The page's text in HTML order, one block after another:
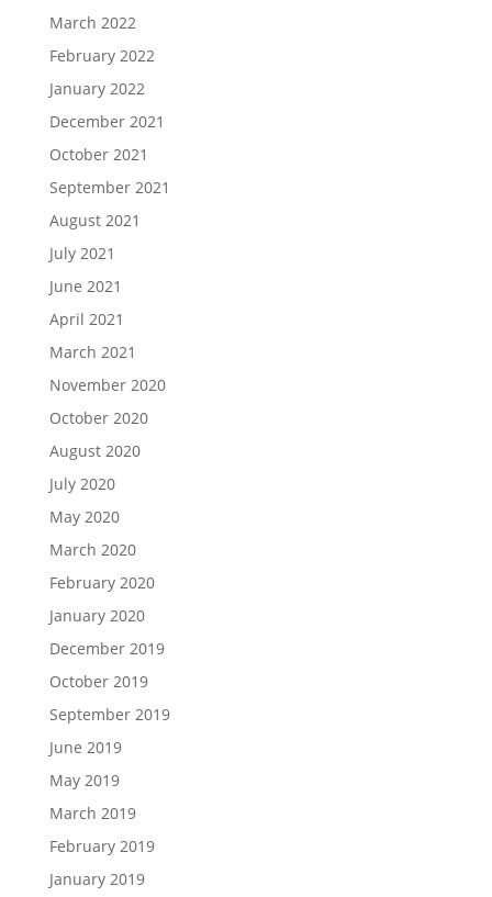
March 2022
February 2022
January 2022
December 2021
October 2021
September 2021
August 2021
July 2021
June 2021
April 2021
March 2021
November 2020
October 2020
August 2020
July 2020
May 2020
March 2020
February 2020
January 2020
December 2019
October 2019
September 2019
June 2019
May 2019
March 2019
February 2019
January 2019